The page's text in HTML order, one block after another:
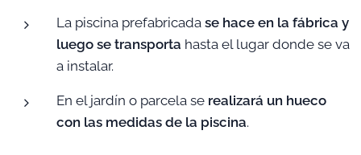
La piscina prefabricada se hace en la fábrica y
luego se transporta hasta el lugar donde se va
a instalar.
En el jardín o parcela se realizará un hueco
con las medidas de la piscina.